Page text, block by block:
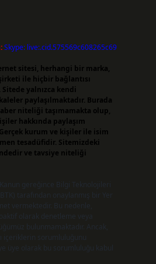
Skype: live:.cid.575569c608265c69
sitesi, herhangi bir marka,
ile hiçbir bağlantısı
yalnızca kendi
paylaşılmaktadır. Burada
niteliği taşımamakta olup,
hakkında paylaşım
kurum ve kişiler ile isim
tesadüfidir. Sitemizdeki
ve tavsiye niteliği
Kanun gereğince Bilgi Teknolojileri
tarafından onaylanmış bir Yer
vermektedir. Bu nedenle,
olarak denetleme veya
bulunmamaktadır. Ancak,
içeriklerin sorumluluğunu
üye olarak bu sorumluluğu kabul